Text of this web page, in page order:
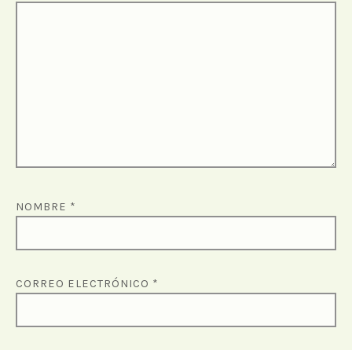
NOMBRE *
CORREO ELECTRÓNICO *